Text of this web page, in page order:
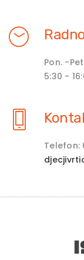
Pon. -
5:30 -
Telefon: